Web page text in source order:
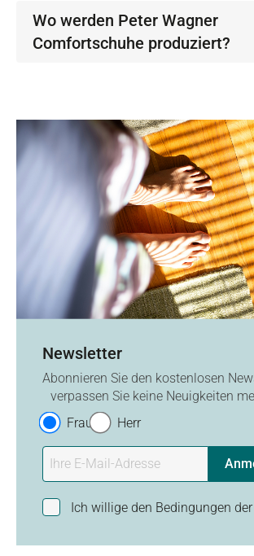
Wo werden Peter Wagner
Comfortschuhe produziert?
Newsletter
Abonnieren Sie den kostenlosen
verpassen Sie keine Neuigkeiten
Frau
Herr
Ich willige den Bedingungen der